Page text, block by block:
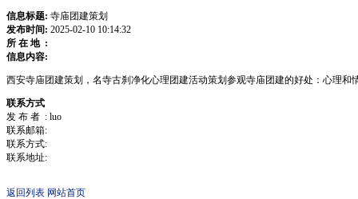
信息标题: 寺庙团建策划
发布时间: 2025-02-10 10:14:32
所 在 地 :
信息内容:
西安寺庙团建策划，名寺古刹净化心理团建活动策划参观寺庙团建的好处：心理
联系方式
发 布 者 : luo
联系邮箱:
联系方式:
联系地址:
返回列表 网站首页